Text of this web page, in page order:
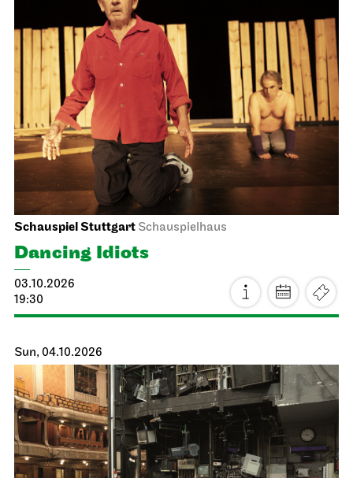
Schauspiel Stuttgart Schauspielhaus
Dancing Idiots
03.10.2026
19:30
Sun, 04.10.2026